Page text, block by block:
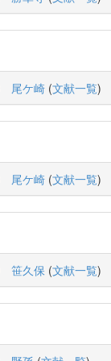
尾ケ崎 (文献一覧)
尾ケ崎 (文献一覧)
笹久保 (文献一覧)